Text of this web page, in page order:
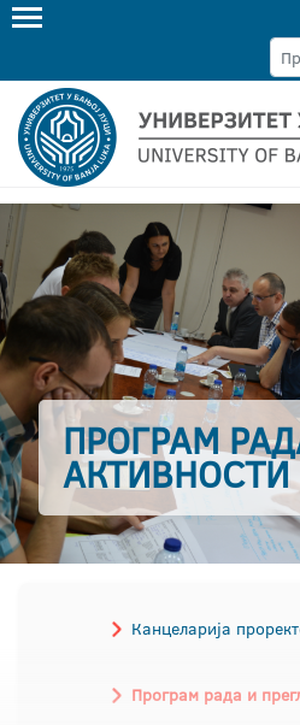
ПРОГРАМ
АКТИВНОСТИ
Канцеларија
Програм рада и